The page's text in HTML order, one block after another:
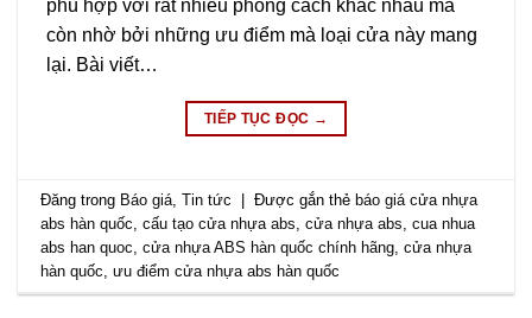
phù hợp với rất nhiều phong cách khác nhau mà
còn nhờ bởi những ưu điểm mà loại cửa này mang
lại. Bài viết…
TIẾP TỤC ĐỌC →
Đăng trong Báo giá ,Tin tức Được gắn thẻ báo giá cửa nhựa
abs hàn quốc ,cấu tạo cửa nhựa abs ,cửa nhựa abs ,cua nhua
abs han quoc ,cửa nhựa ABS hàn quốc chính hãng ,cửa nhựa
hàn quốc ,ưu điểm cửa nhựa abs hàn quốc